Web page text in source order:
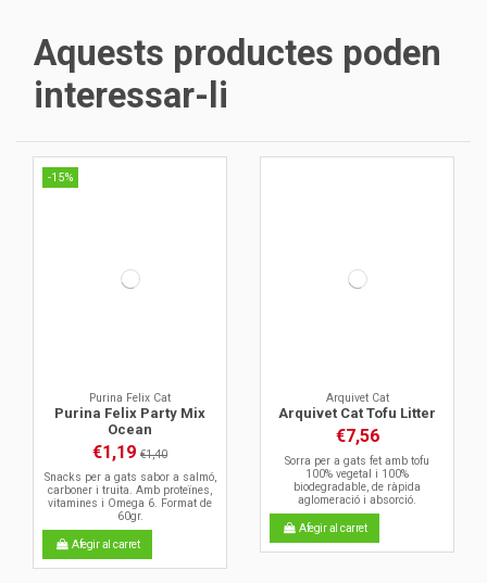
Aquests productes poden
interessar-li
-15%
Purina Felix Cat
Purina Felix Party Mix
Ocean
€1,19 €1,40
Snacks per a gats sabor a salmó,
carboner i truita. Amb proteïnes,
vitamines i Omega 6. Format de
60gr.
Afegir al carret
Arquivet Cat
Arquivet Cat Tofu Litter
€7,56
Sorra per a gats fet amb tofu
100% vegetal i 100%
biodegradable, de ràpida
aglomeració i absorció.
Afegir al carret